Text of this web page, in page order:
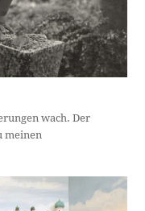
wach. Der
meinen